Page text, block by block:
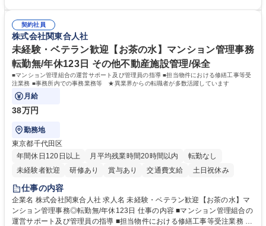
生に関する業務等■健康診断、産業医面談、休職・復職手続き等の労務サ
ポート■社内ルールの運用・各種社内案内■その他、拠点運営に関わる管理
部門業務 募集職種 【大阪/総務・人事（労務）担当者】3Dプリンター事
業/NTTデータG/年休129日
アが磨けます。 ◎NTTデータグループであり福利厚生は充実しているとと
もに、働き方改革も推進しています。 学歴・資格 学歴：大学院 大学 高専
短大 専修学校 語学力： 資格：
契約社員
株式会社関東合人社
未経験・ベテラン歓迎【お茶の水】マンション管理事務
転勤無/年休123日 その他不動産施設管理/保全
■マンション管理組合の運営サポート及び管理員の指導 ■担当物件における修繕工事等受
注業務 ■事務所内での事務業務等 ★異業界からの転職者が多数活躍しています
月給
38万円
勤務地
東京都千代田区
年間休日120日以上
月平均残業時間20時間以内
転勤なし
未経験者歓迎
研修あり 賞与あり 交通費支給 土日祝休み
仕事の内容
企業名 株式会社関東合人社 求人名 未経験・ベテラン歓迎【お茶の水】マ
ンション管理事務◎転勤無/年休123日 仕事の内容 ■マンション管理組合の
運営サポート及び管理員の指導 ■担当物件における修繕工事等受注業務 ■